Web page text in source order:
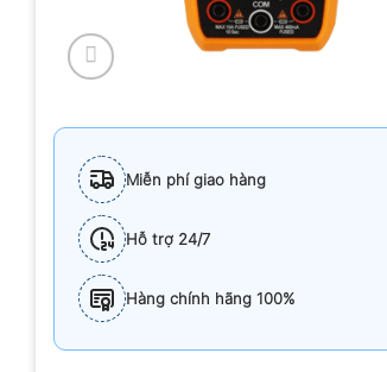
Miễn phí giao hàng
Hỗ trợ 24/7
Hàng chính hãng 100%